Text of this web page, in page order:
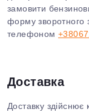
замовити
форму зворотного
телефоном
Доставка
Доставку здійснює